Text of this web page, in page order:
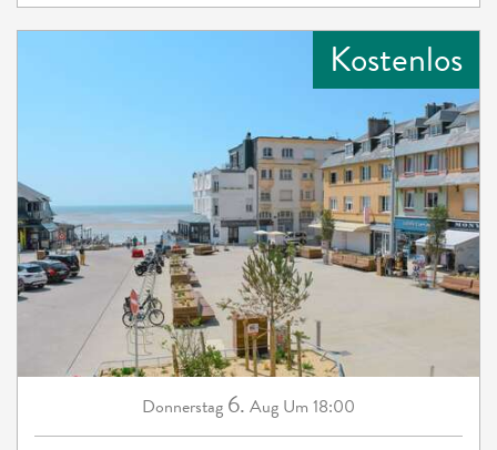
Kostenlos
Donnerstag 6. Aug Um 18:00